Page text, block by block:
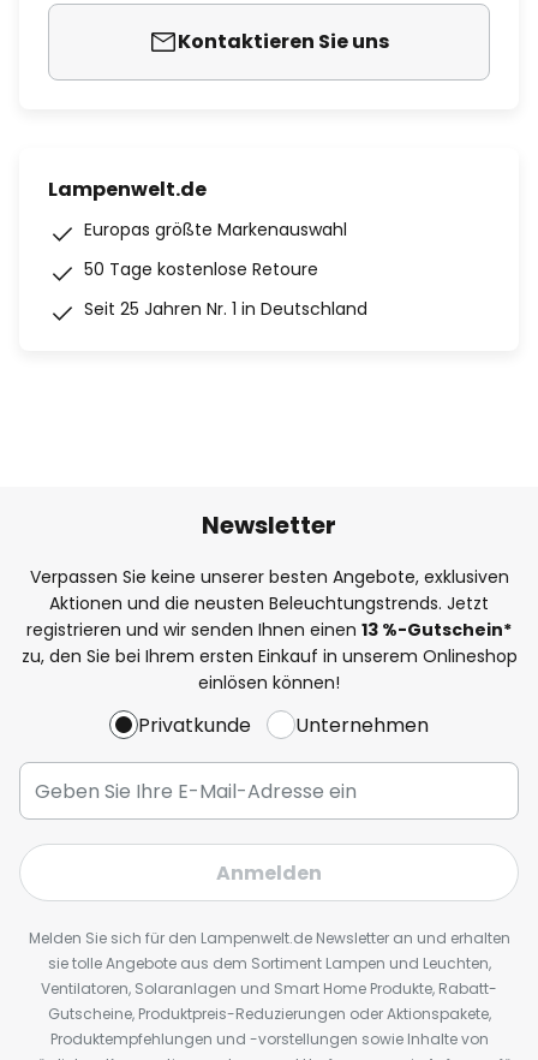
Kontaktieren Sie uns
Lampenwelt.de
Europas größte Markenauswahl
50 Tage kostenlose Retoure
Seit 25 Jahren Nr. 1 in Deutschland
Newsletter
Verpassen Sie keine unserer besten Angebote, exklusiven
Aktionen und die neusten Beleuchtungstrends. Jetzt
registrieren und wir senden Ihnen einen 13 %-Gutschein*
zu, den Sie bei Ihrem ersten Einkauf in unserem Onlineshop
einlösen können!
Privatkunde Unternehmen
Anmelden
Melden Sie sich für den Lampenwelt.de Newsletter an und erhalten
sie tolle Angebote aus dem Sortiment Lampen und Leuchten,
Ventilatoren, Solaranlagen und Smart Home Produkte, Rabatt-
Gutscheine, Produktpreis-Reduzierungen oder Aktionspakete,
Produktempfehlungen und -vorstellungen sowie Inhalte von